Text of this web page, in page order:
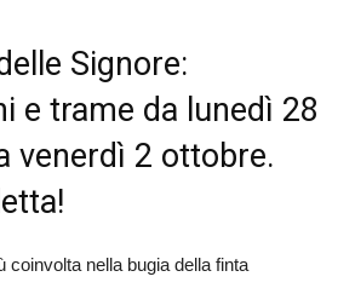
Signore:
e trame da lunedì 28
venerdì 2 ottobre.
coinvolta nella bugia della finta